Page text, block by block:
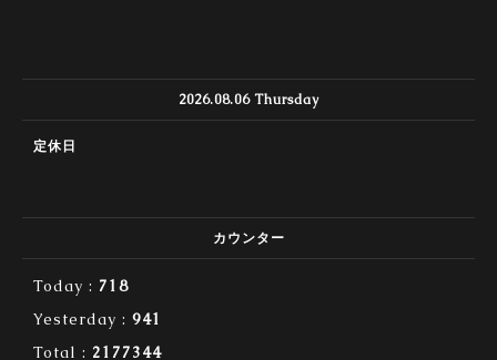
2026.08.06 Thursday
定休日
カウンター
Today : 718
Yesterday : 941
Total : 2177344